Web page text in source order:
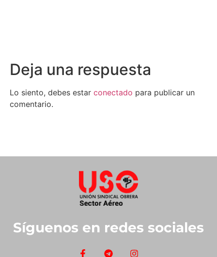
Deja una respuesta
Lo siento, debes estar conectado para publicar un
comentario.
Síguenos en redes sociales